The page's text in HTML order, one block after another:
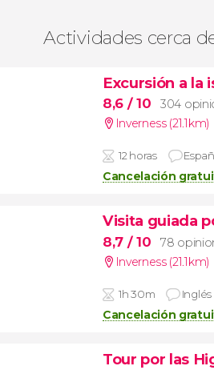
Actividades cerca
Excursión a la
8,6 / 10
304
Inverness (21.1km)
12 horas
Cancelación
Visita guiada
8,7 / 10
78
Inverness (21.1km)
1h 30m Inglés
Cancelación
Tour por las